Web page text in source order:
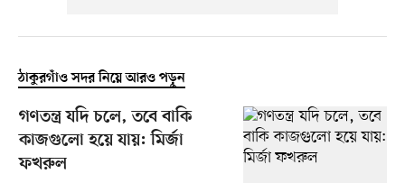
ঠাকুরগাঁও সদর নিয়ে আরও পড়ুন
গণতন্ত্র যদি চলে, তবে বাকি
কাজগুলো হয়ে যায়: মির্জা
ফখরুল